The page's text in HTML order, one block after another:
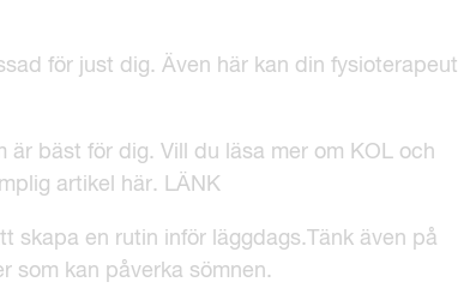
för just dig. Även här kan din fysioterapeut
bäst för dig. Vill du läsa mer om KOL och
artikel här. LÄNK
skapa en rutin inför läggdags.Tänk även på
som kan påverka sömnen.